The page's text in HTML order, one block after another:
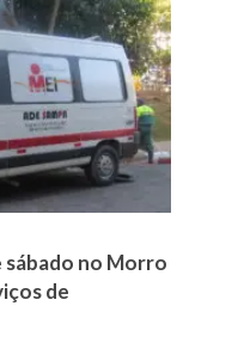
no Morro
de